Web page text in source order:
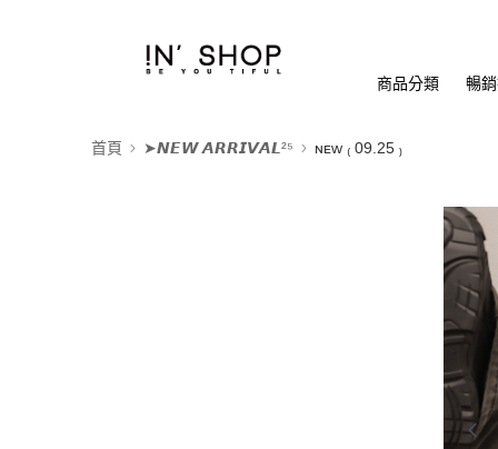
商品分類 暢
首頁 ➤𝙉𝙀𝙒 𝘼𝙍𝙍𝙄𝙑𝘼𝙇²⁵ ɴᴇᴡ ₍ 09.25 ₎